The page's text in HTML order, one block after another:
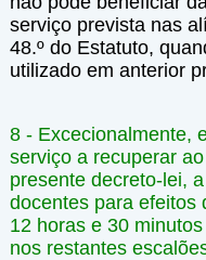
serviço prevista nas
48.º do Estatuto,
utilizado em anterior
8 - Excecionalmente,
serviço a recuperar
presente decreto-lei,
docentes para efeitos
12 horas e 30
nos restantes